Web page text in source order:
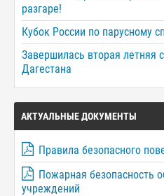
разгаре!
Кубок России по парусному
Завершилась вторая летняя
Дагестана
АКТУАЛЬНЫЕ ДОКУМЕНТЫ
Правила безопасного
Пожарная безопасность
учреждений